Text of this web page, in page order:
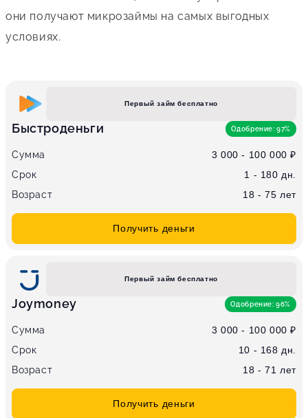
они получают микрозаймы на самых выгодных
условиях.
Первый займ бесплатно
Быстроденьги Одобрение: 97%
Сумма
3 000 - 100 000 ₽
Срок
1 - 180 дн.
Возраст
18 - 75 лет
Получить деньги
Первый займ бесплатно
Joymoney Одобрение: 96%
Сумма
3 000 - 100 000 ₽
Срок
10 - 168 дн.
Возраст
18 - 71 лет
Получить деньги